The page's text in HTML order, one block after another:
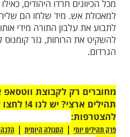
לפתע התנפלו עליו
הנציב הרומאי
את הדברים במקומם,
אנשי הכפרים הסמוכים
ציוה לחייליו לאסור את
אחד מחייליו של
משם ספר תורה, ובבזיון
האש!